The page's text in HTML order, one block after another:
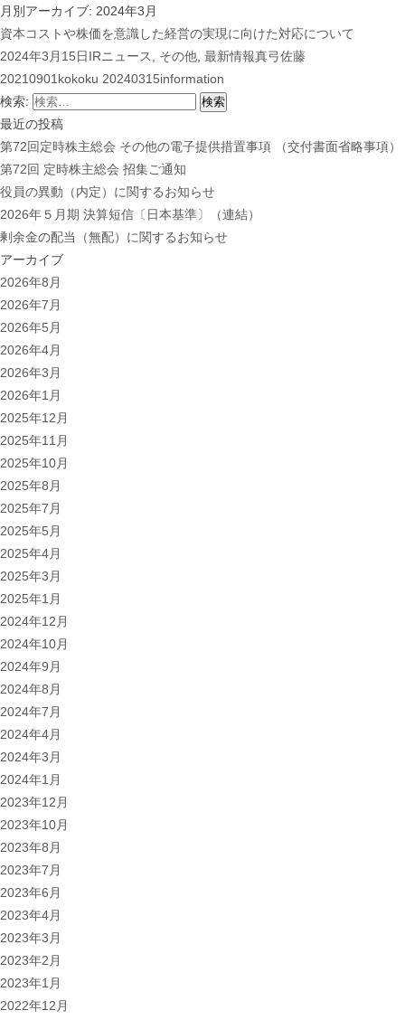
月別アーカイブ: 2024年3月
資本コストや株価を意識した経営の実現に向けた対応について
2024年3月15日IRニュース その他 最新情報真弓佐藤
20210901kokoku 20240315information
検索:
最近の投稿
第72回定時株主総会 その他の電子提供措置事項 （交付書面省略事項）
第72回 定時株主総会 招集ご通知
役員の異動（内定）に関するお知らせ
2026年５月期 決算短信〔日本基準〕（連結）
剰余金の配当（無配）に関するお知らせ
アーカイブ
2026年8月
2026年7月
2026年5月
2026年4月
2026年3月
2026年1月
2025年12月
2025年11月
2025年10月
2025年8月
2025年7月
2025年5月
2025年4月
2025年3月
2025年1月
2024年12月
2024年10月
2024年9月
2024年8月
2024年7月
2024年4月
2024年3月
2024年1月
2023年12月
2023年10月
2023年8月
2023年7月
2023年6月
2023年4月
2023年3月
2023年2月
2023年1月
2022年12月